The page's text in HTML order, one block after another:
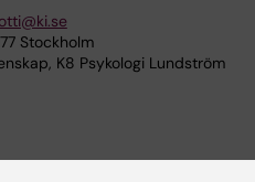
Stockholm
K8 Psykologi Lundström